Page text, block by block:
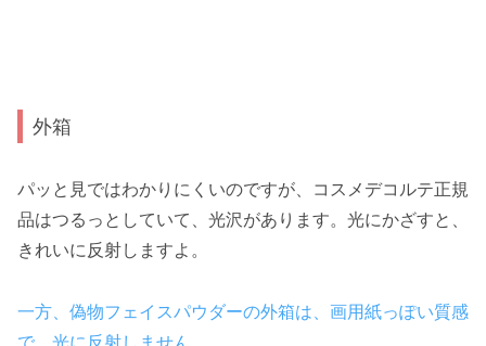
外箱
パッと見ではわかりにくいのですが、コスメデコルテ正規
品はつるっとしていて、光沢があります。光にかざすと、
きれいに反射しますよ。
一方、偽物フェイスパウダーの外箱は、画用紙っぽい質感